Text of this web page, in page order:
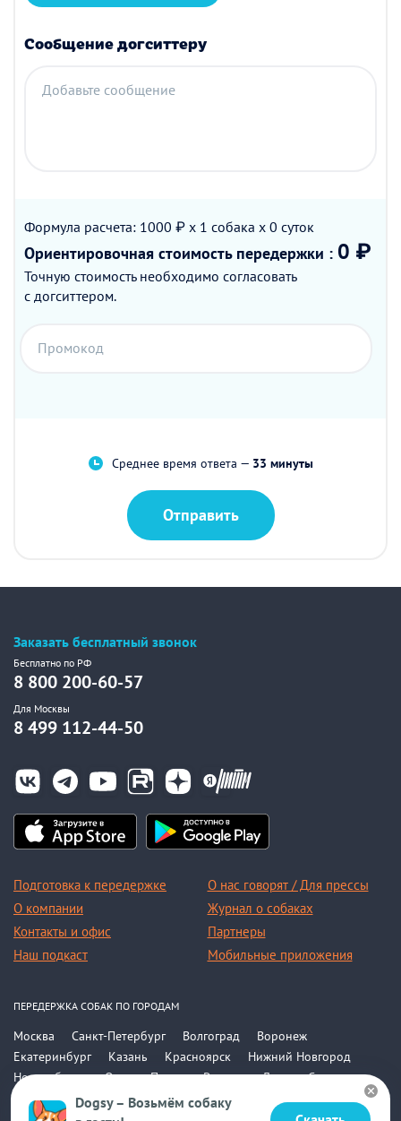
Dogsy – Возьмём собаку
Сообщение догситтеру
Добавьте сообщение
Формула расчета: 1000 ₽ x 1 собака x 0 суток
Ориентировочная стоимость передержки : 0 ₽
Точную стоимость необходимо согласовать
с догситтером.
Промокод
Среднее время ответа — 33 минуты
Отправить
Заказать бесплатный звонок
Бесплатно по РФ
8 800 200-60-57
Для Москвы
8 499 112-44-50
Подготовка к передержке
О компании
Контакты и офис
Наш подкаст
О нас говорят / Для прессы
Журнал о собаках
Партнеры
Мобильные приложения
ПЕРЕДЕРЖКА СОБАК ПО ГОРОДАМ
Москва Санкт-Петербург Волгоград
Воронеж
Екатеринбург
Казань Красноярск
Нижний Новгород
Новосибирск
Омск Пермь Ростов-на-Дону
Самара
Саратов
Уфа Челябинск Все города